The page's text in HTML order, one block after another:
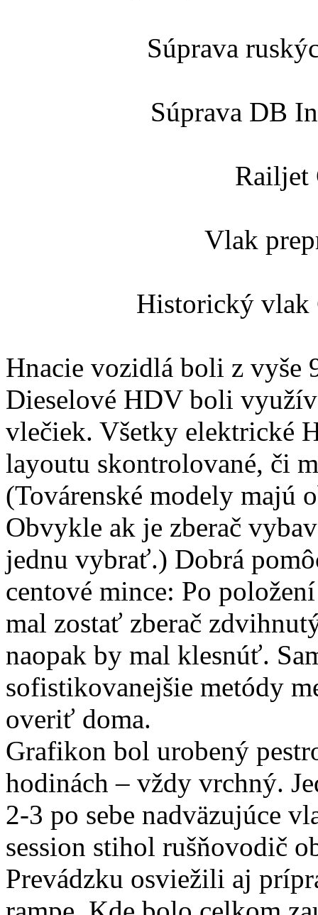
Súprava
Súprava DB
Railjet
Vlak
Historický vlak
Hnacie vozidlá boli z vyše
Dieselové HDV boli
vlečiek. Všetky elektrické
layoutu skontrolované, či
(Továrenské modely
Obvykle ak je zberač
jednu vybrať.) Dobrá
centové mince: Po
mal zostať zberač
naopak by mal klesnúť.
sofistikovanejšie metódy
overiť doma.
Grafikon bol urobený
hodinách – vždy vrchný.
2-3 po sebe nadväzujúce
session stihol rušňovodič
Prevádzku osviežili aj